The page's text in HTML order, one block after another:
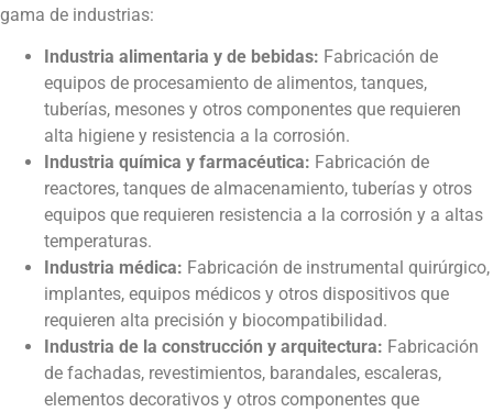
gama de industrias:
Industria alimentaria y de bebidas: Fabricación de
equipos de procesamiento de alimentos, tanques,
tuberías, mesones y otros componentes que requieren
alta higiene y resistencia a la corrosión.
Industria química y farmacéutica: Fabricación de
reactores, tanques de almacenamiento, tuberías y otros
equipos que requieren resistencia a la corrosión y a altas
temperaturas.
Industria médica: Fabricación de instrumental quirúrgico,
implantes, equipos médicos y otros dispositivos que
requieren alta precisión y biocompatibilidad.
Industria de la construcción y arquitectura: Fabricación
de fachadas, revestimientos, barandales, escaleras,
elementos decorativos y otros componentes que